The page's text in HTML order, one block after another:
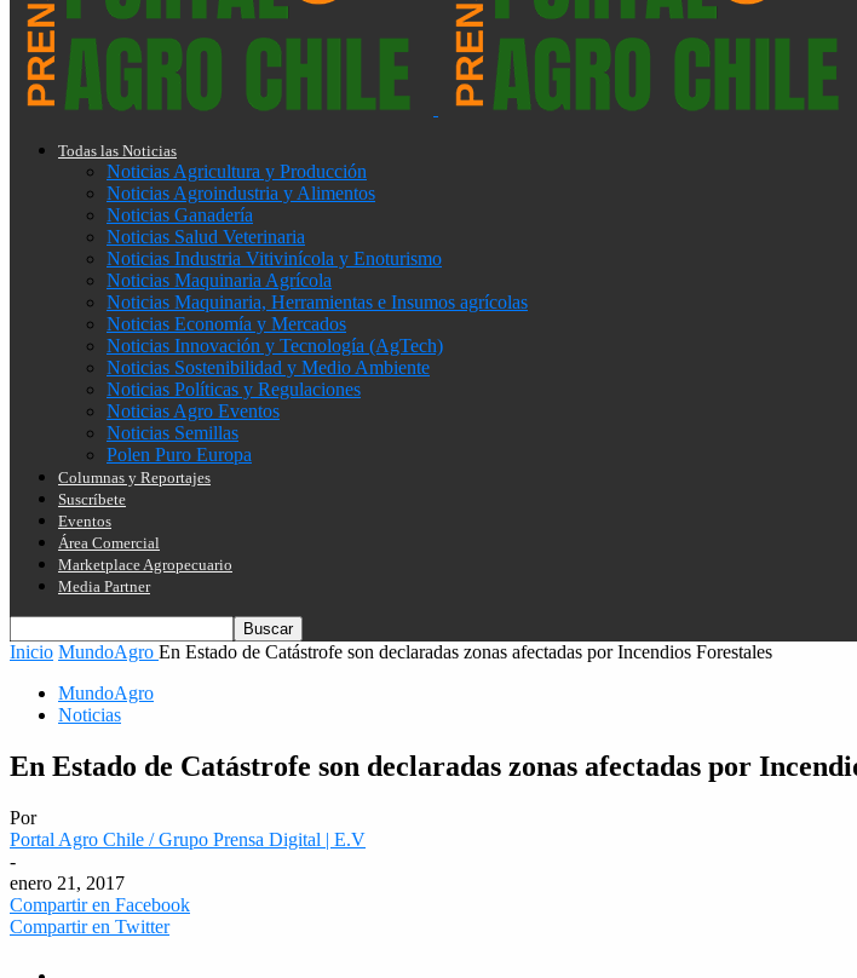
Todas las Noticias
Noticias Agricultura y Producción
Noticias Agroindustria y Alimentos
Noticias Ganadería
Noticias Salud Veterinaria
Noticias Industria Vitivinícola y Enoturismo
Noticias Maquinaria Agrícola
Noticias Maquinaria, Herramientas e Insumos agrícolas
Noticias Economía y Mercados
Noticias Innovación y Tecnología (AgTech)
Noticias Sostenibilidad y Medio Ambiente
Noticias Políticas y Regulaciones
Noticias Agro Eventos
Noticias Semillas
Polen Puro Europa
Columnas y Reportajes
Suscríbete
Eventos
Área Comercial
Marketplace Agropecuario
Media Partner
Inicio MundoAgro En Estado de Catástrofe son declaradas zonas afectadas por Incendios Forestales
MundoAgro
Noticias
En Estado de Catástrofe son declaradas zonas afectadas por
Por
Portal Agro Chile / Grupo Prensa Digital | E.V
-
enero 21, 2017
Compartir en Facebook
Compartir en Twitter